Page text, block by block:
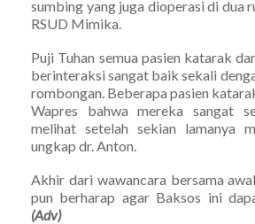
sumbing yang juga dioperasi di dua
RSUD Mimika.
Puji Tuhan semua pasien katarak
berinteraksi sangat baik sekali
rombongan. Beberapa pasien
Wapres bahwa mereka sangat
melihat setelah sekian lamanya
ungkap dr. Anton.
Akhir dari wawancara bersama
pun berharap agar Baksos ini
(Adv)